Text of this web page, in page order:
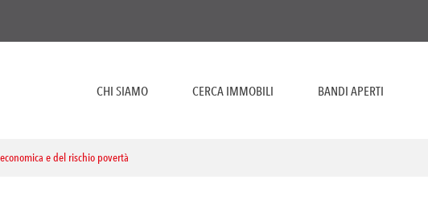
CHI SIAMO CERCA IMMOBILI BANDI APERTI
e del rischio povertà